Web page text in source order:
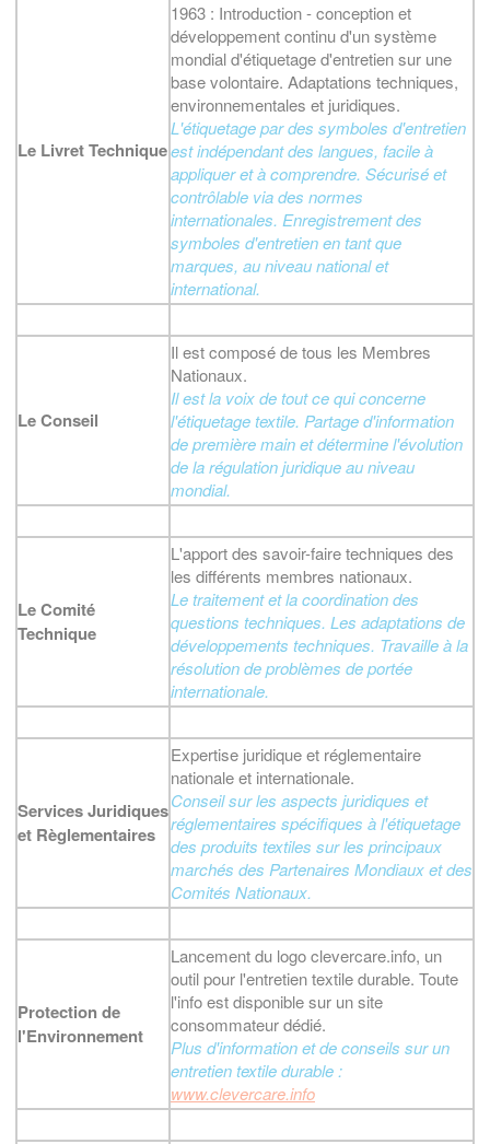
Le Livret Technique
1963 : Introduction - conception et
développement continu d'un système
mondial d'étiquetage d'entretien sur une
base volontaire. Adaptations techniques,
environnementales et juridiques.
L'étiquetage par des symboles d'entretien
est indépendant des langues, facile à
appliquer et à comprendre. Sécurisé et
contrôlable via des normes
internationales. Enregistrement des
symboles d'entretien en tant que
marques, au niveau national et
international.
Le Conseil
Il est composé de tous les Membres
Nationaux.
Il est la voix de tout ce qui concerne
l'étiquetage textile. Partage d'information
de première main et détermine l'évolution
de la régulation juridique au niveau
mondial.
Le Comité
Technique
L'apport des savoir-faire techniques des
les différents membres nationaux.
Le traitement et la coordination des
questions techniques. Les adaptations de
développements techniques. Travaille à la
résolution de problèmes de portée
internationale.
Services Juridiques
et Règlementaires
Expertise juridique et réglementaire
nationale et internationale.
Conseil sur les aspects juridiques et
réglementaires spécifiques à l'étiquetage
des produits textiles sur les principaux
marchés des Partenaires Mondiaux et des
Comités Nationaux.
Protection de
l'Environnement
Lancement du logo clevercare.info, un
outil pour l'entretien textile durable. Toute
l'info est disponible sur un site
consommateur dédié.
Plus d'information et de conseils sur un
entretien textile durable :
www.clevercare.info